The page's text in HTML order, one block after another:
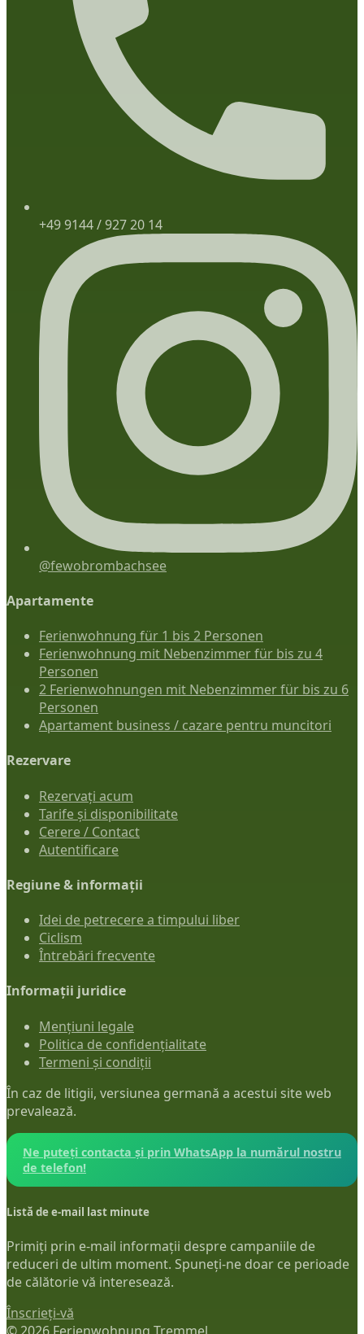
+49 9144 / 927 20 14
@fewobrombachsee
Apartamente
Ferienwohnung für 1 bis 2 Personen
Ferienwohnung mit Nebenzimmer für bis zu 4
Personen
2 Ferienwohnungen mit Nebenzimmer für bis zu 6
Personen
Apartament business / cazare pentru muncitori
Rezervare
Rezervați acum
Tarife și disponibilitate
Cerere / Contact
Autentificare
Regiune & informații
Idei de petrecere a timpului liber
Ciclism
Întrebări frecvente
Informații juridice
Mențiuni legale
Politica de confidențialitate
Termeni și condiții
În caz de litigii, versiunea germană a acestui site web
prevalează.
Ne puteți contacta și prin WhatsApp la numărul nostru
de telefon!
Listă de e-mail last minute
Primiți prin e-mail informații despre campaniile de
reduceri de ultim moment. Spuneți-ne doar ce perioade
de călătorie vă interesează.
Înscrieți-vă